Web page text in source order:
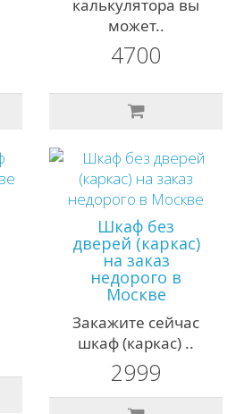
калькулятора вы
может..
4700
Шкаф без
дверей (каркас)
на заказ
недорого в
Москве
Закажите сейчас
шкаф (каркас) ..
2999